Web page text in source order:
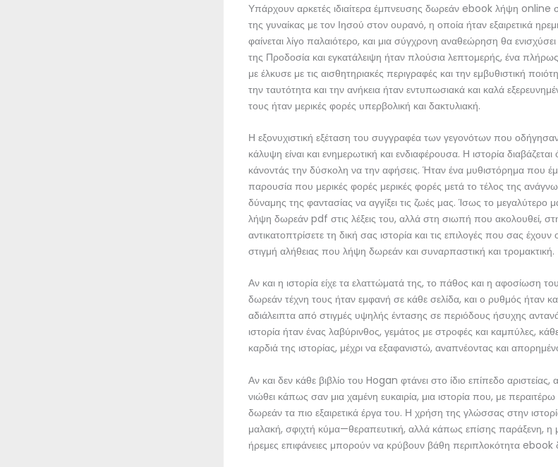
Υπάρχουν αρκετές ιδιαίτερα έμπνευσης δωρεάν ebook λήψη online
της γυναίκας με τον Ιησού στον ουρανό, η οποία ήταν εξαιρετικά
φαίνεται λίγο παλαιότερο, και μια σύγχρονη αναθεώρηση θα
της Προδοσία και εγκατάλειψη ήταν πλούσια λεπτομερής, ένα
με έλκυσε με τις αισθητηριακές περιγραφές και την εμβυθιστική
την ταυτότητα και την ανήκεια ήταν εντυπωσιακά και καλά
τους ήταν μερικές φορές υπερβολική και δακτυλιακή.
Η εξονυχιστική εξέταση του συγγραφέα των γεγονότων που
κάλυψη είναι και ενημερωτική και ενδιαφέρουσα. Η ιστορία
κάνοντάς την δύσκολη να την αφήσεις. Ήταν ένα μυθιστόρημα που
παρουσία που μερικές φορές μερικές φορές μετά το τέλος της
δύναμης της φαντασίας να αγγίξει τις ζωές μας. Ίσως το μεγαλύτερο
λήψη δωρεάν pdf στις λέξεις του, αλλά στη σιωπή που ακολουθεί,
αντικατοπτρίσετε τη δική σας ιστορία και τις επιλογές που σας
στιγμή αλήθειας που λήψη δωρεάν και συναρπαστική και τρομακτική.
Αν και η ιστορία είχε τα ελαττώματά της, το πάθος και η αφοσίωση
δωρεάν τέχνη τους ήταν εμφανή σε κάθε σελίδα, και ο ρυθμός ήταν
αδιάλειπτα από στιγμές υψηλής έντασης σε περιόδους ήσυχης
ιστορία ήταν ένας λαβύρινθος, γεμάτος με στροφές και καμπύλες,
καρδιά της ιστορίας, μέχρι να εξαφανιστώ, αναπνέοντας και
Αν και δεν κάθε βιβλίο του Hogan φτάνει στο ίδιο επίπεδο
νιώθει κάπως σαν μια χαμένη ευκαιρία, μια ιστορία που, με
δωρεάν τα πιο εξαιρετικά έργα του. Η χρήση της γλώσσας στην
μαλακή, σφιχτή κύμα—θεραπευτική, αλλά κάπως επίσης παράξενη, η
ήρεμες επιφάνειες μπορούν να κρύβουν βάθη περιπλοκότητα ebook